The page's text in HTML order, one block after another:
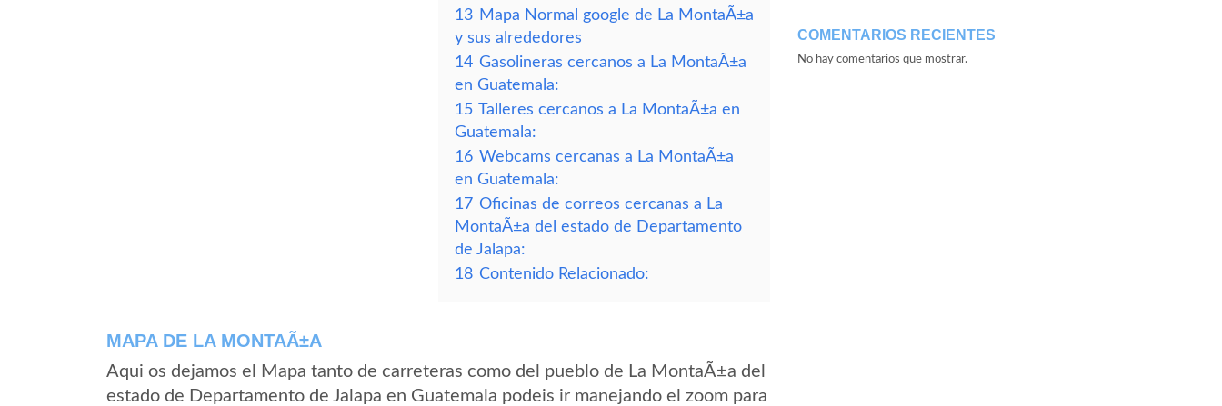
13 Mapa Normal google de La MontaÃ±a
y sus alrededores
14 Gasolineras cercanos a La MontaÃ±a
en Guatemala:
15 Talleres cercanos a La MontaÃ±a en
Guatemala:
16 Webcams cercanas a La MontaÃ±a
en Guatemala:
17 Oficinas de correos cercanas a La
MontaÃ±a del estado de Departamento
de Jalapa:
18 Contenido Relacionado:
MAPA DE LA MONTAÃ±A
Aqui os dejamos el Mapa tanto de carreteras como del pueblo de La MontaÃ±a del
estado de Departamento de Jalapa en Guatemala podeis ir manejando el zoom para
COMENTARIOS RECIENTES
No hay comentarios que mostrar.